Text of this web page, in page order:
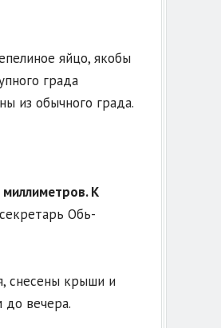
яйцо, якобы
града
из обычного града.
К
Обь-
снесены крыши и
до вечера.